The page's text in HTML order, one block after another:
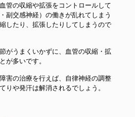
管の収縮や拡張をコントロールして
副交感神経）の働きが乱れてしまう
したり、拡張したりしてしまうので
がうまくいかずに、血管の収縮・拡
が多いです。
害の治療を行えば、自律神経の調整
りや発汗は解消されるでしょう。